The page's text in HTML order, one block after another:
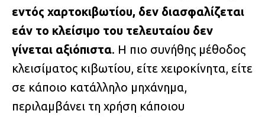
εντός χαρτοκιβωτίου, δεν διασφαλίζεται
εάν το κλείσιμο του τελευταίου δεν
γίνεται αξιόπιστα. Η πιο συνήθης μέθοδος
κλεισίματος κιβωτίου, είτε χειροκίνητα, είτε
σε κάποιο κατάλληλο μηχάνημα,
περιλαμβάνει τη χρήση κάποιου